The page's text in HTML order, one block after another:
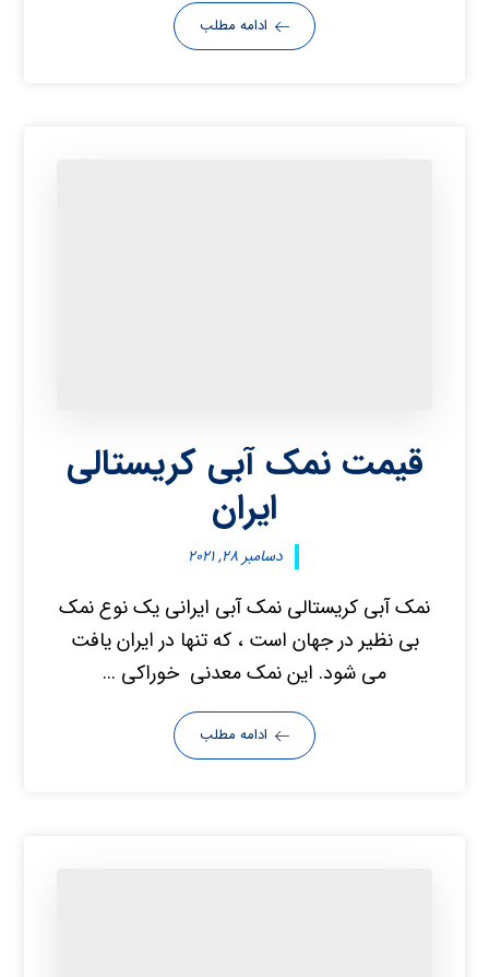
ادامه مطلب
قیمت نمک آبی کریستالی
ایران
دسامبر ۲۸, ۲۰۲۱
نمک آبی کریستالی نمک آبی ایرانی یک نوع نمک
بی نظیر در جهان است ، که تنها در ایران یافت
می شود. این نمک معدنی خوراکی ...
ادامه مطلب